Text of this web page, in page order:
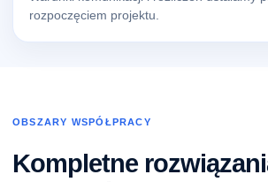
rozpoczęciem projektu.
OBSZARY WSPÓŁPRACY
Kompletne